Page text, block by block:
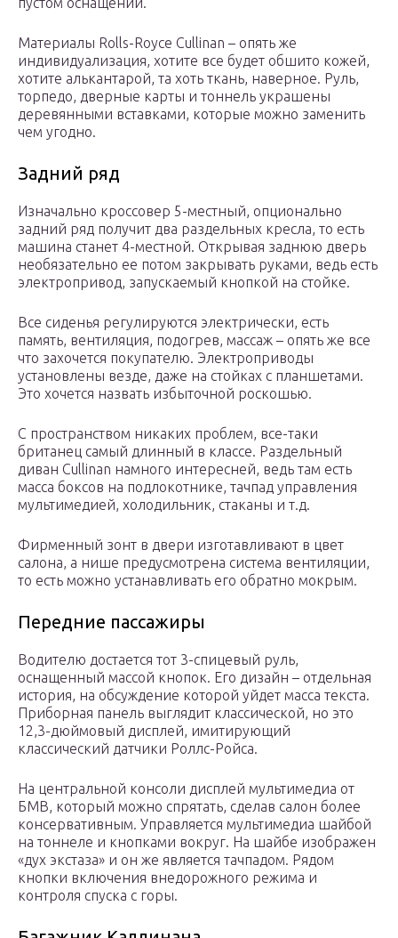
Материалы Rolls-Royce Cullinan – опять же
индивидуализация, хотите все будет обшито кожей,
хотите алькантарой, та хоть ткань, наверное. Руль,
торпедо, дверные карты и тоннель украшены
деревянными вставками, которые можно заменить
чем угодно.
Задний ряд
Изначально кроссовер 5-местный, опционально
задний ряд получит два раздельных кресла, то есть
машина станет 4-местной. Открывая заднюю дверь
необязательно ее потом закрывать руками, ведь есть
электропривод, запускаемый кнопкой на стойке.
Все сиденья регулируются электрически, есть
память, вентиляция, подогрев, массаж – опять же все
что захочется покупателю. Электроприводы
установлены везде, даже на стойках с планшетами.
Это хочется назвать избыточной роскошью.
С пространством никаких проблем, все-таки
британец самый длинный в классе. Раздельный
диван Cullinan намного интересней, ведь там есть
масса боксов на подлокотнике, тачпад управления
мультимедией, холодильник, стаканы и т.д.
Фирменный зонт в двери изготавливают в цвет
салона, а нише предусмотрена система вентиляции,
то есть можно устанавливать его обратно мокрым.
Передние пассажиры
Водителю достается тот 3-спицевый руль,
оснащенный массой кнопок. Его дизайн – отдельная
история, на обсуждение которой уйдет масса текста.
Приборная панель выглядит классической, но это
12,3-дюймовый дисплей, имитирующий
классический датчики Роллс-Ройса.
На центральной консоли дисплей мультимедиа от
БМВ, который можно спрятать, сделав салон более
консервативным. Управляется мультимедиа шайбой
на тоннеле и кнопками вокруг. На шайбе изображен
«дух экстаза» и он же является тачпадом. Рядом
кнопки включения внедорожного режима и
контроля спуска с горы.